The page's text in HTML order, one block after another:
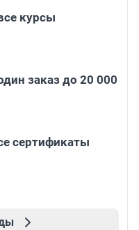
курсы
заказ до 20 000
сертификаты